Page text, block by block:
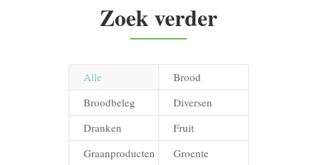
Zoek verder
Alle
Brood
Broodbeleg
Diversen
Dranken
Fruit
Graanproducten
Groente